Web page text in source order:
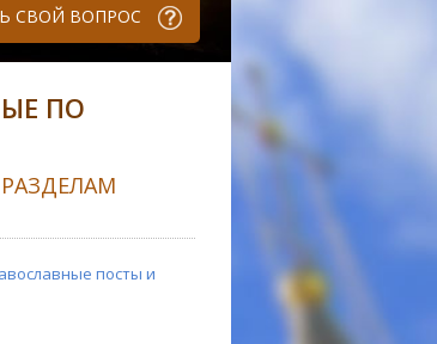
СВОЙ ВОПРОС
ПО
посты и